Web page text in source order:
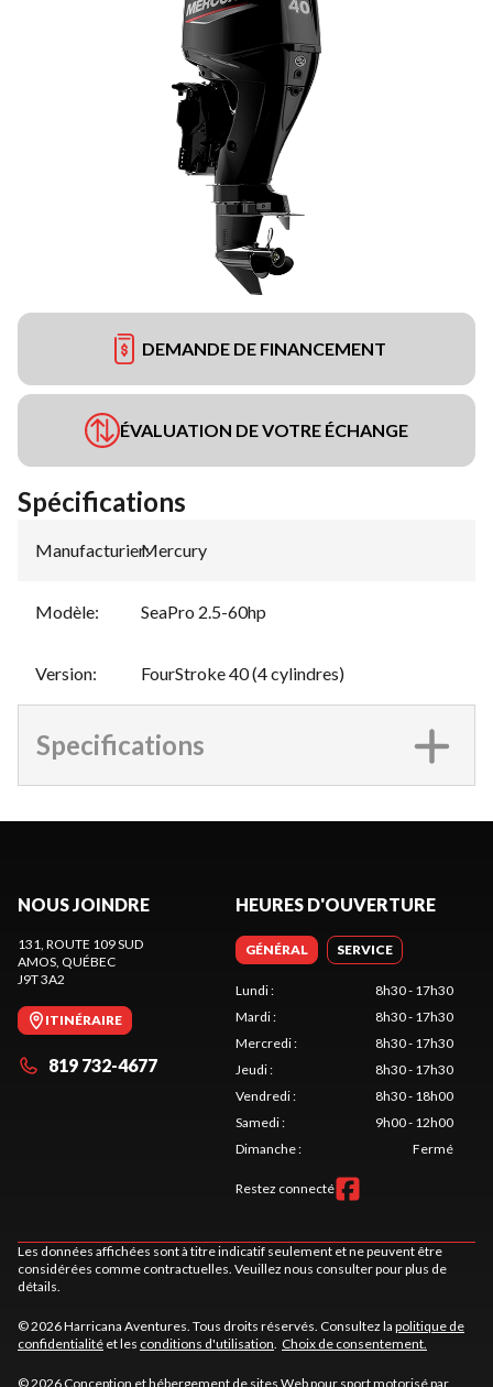
DEMANDE DE FINANCEMENT
ÉVALUATION DE VOTRE ÉCHANGE
Spécifications
Manufacturier:
Mercury
Modèle: SeaPro 2.5-60hp
Version: FourStroke 40 (4 cylindres)
Specifications
NOUS JOINDRE
131, ROUTE 109 SUD
AMOS, QUÉBEC
J9T 3A2
ITINÉRAIRE
819 732-4677
HEURES D'OUVERTURE
GÉNÉRAL SERVICE
Lundi:
8h30 - 17h30
Mardi:
8h30 - 17h30
Mercredi:
8h30 - 17h30
Jeudi:
8h30 - 17h30
Vendredi:
8h30 - 18h00
Samedi:
9h00 - 12h00
Dimanche: Fermé
Restez connecté
Les données affichées sont à titre indicatif seulement et ne peuvent être
considérées comme contractuelles. Veuillez nous consulter pour plus de
détails.
© 2026 Harricana Aventures. Tous droits réservés. Consultez la politique de
confidentialité et les conditions d'utilisation. Choix de consentement.
© 2026 Conception et hébergement de sites Web pour sport motorisé par